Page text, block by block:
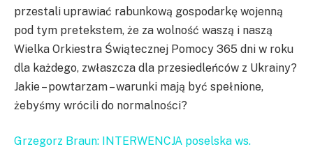
przestali uprawiać rabunkową gospodarkę wojenną
pod tym pretekstem, że za wolność waszą i naszą
Wielka Orkiestra Świątecznej Pomocy 365 dni w roku
dla każdego, zwłaszcza dla przesiedleńców z Ukrainy?
Jakie – powtarzam – warunki mają być spełnione,
żebyśmy wrócili do normalności?
Grzegorz Braun: INTERWENCJA poselska ws.